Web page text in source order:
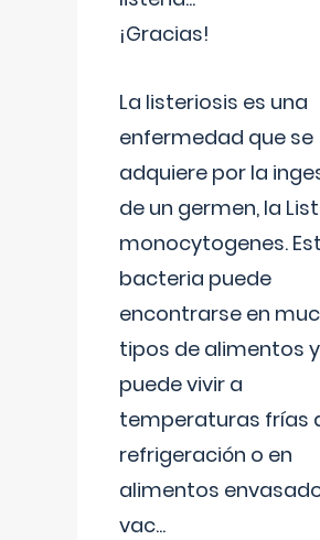
¡Gracias!
La listeriosis es una
enfermedad que se
adquiere por la
de un germen, la
monocytogenes.
bacteria puede
encontrarse en
tipos de alimentos y
puede vivir a
temperaturas frías
refrigeración o en
alimentos
vac...